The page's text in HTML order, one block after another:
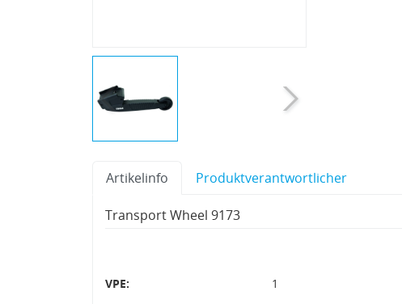
Artikelinfo Produktverantwortlicher
Transport Wheel 9173
VPE: 1